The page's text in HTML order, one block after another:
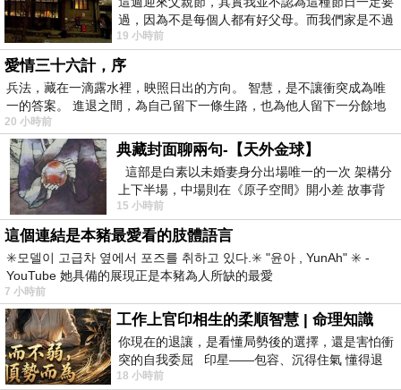
過，因為不是每個人都有好父母。而我們家是不過
節的，平時也沒什麼儀式感，生活趨近冷
19 小時前
愛情三十六計，序
兵法，藏在一滴露水裡，映照日出的方向。 智慧，是不讓衝突成為唯
一的答案。 進退之間，為自己留下一條生路，也為他人留下一分餘地
20 小時前
典藏封面聊兩句-【天外金球】
這部是白素以未婚妻身分出場唯一的一次 架構分
上下半場，中場則在《原子空間》開小差 故事背
景影射西藏境外流亡 地下組織
15 小時前
這個連結是本豬最愛看的肢體語言
✳️모델이 고급차 옆에서 포즈를 취하고 있다.✳️ "윤아 , YunAh" ✳️ -
YouTube 她具備的展現正是本豬為人所缺的最愛
7 小時前
工作上官印相生的柔順智慧 | 命理知識
你現在的退讓，是看懂局勢後的選擇，還是害怕衝
突的自我委屈 印星——包容、沉得住氣 懂得退
一步觀察，不會
18 小時前